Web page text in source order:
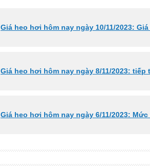
Giá heo hơi hôm nay ngày 10/11/2023:
Giá heo hơi hôm nay ngày 8/11/2023:
Giá heo hơi hôm nay ngày 6/11/2023: